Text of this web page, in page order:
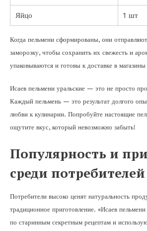
Яйцо 1 шт
Когда пельмени сформированы, они
заморозку, чтобы сохранить их свежесть и
упаковываются и готовы к доставке в
Исаев пельмени уральские — это не просто
Каждый пельмень — это результат долгого
любви к кулинарии. Попробуйте настоящие
ощутите вкус, который невозможно забыть!
Популярность и
среди потребителей
Потребители высоко ценят натуральность
традиционное приготовление. «Исаев пельмени
по старинным секретным рецептам и